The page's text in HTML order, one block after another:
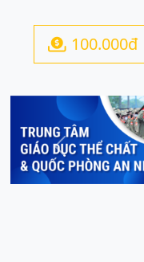
 100.000đ
Previous